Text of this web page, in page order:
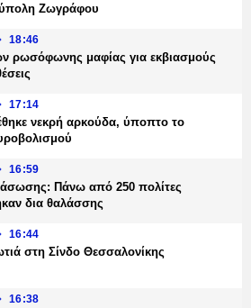
Ζωγράφου
18:46
ρωσόφωνης μαφίας για εκβιασμούς
17:14
νεκρή αρκούδα, ύποπτο το
16:59
Πάνω από 250 πολίτες
δια θαλάσσης
16:44
στη Σίνδο Θεσσαλονίκης
16:38